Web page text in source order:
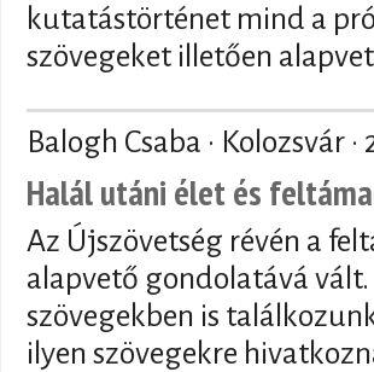
kutatástörténet mind a
szövegeket illetően
Balogh Csaba · Kolozsvár ·
Halál utáni élet és
Az Újszövetség révén a
alapvető gondolatává
szövegekben is
ilyen szövegekre